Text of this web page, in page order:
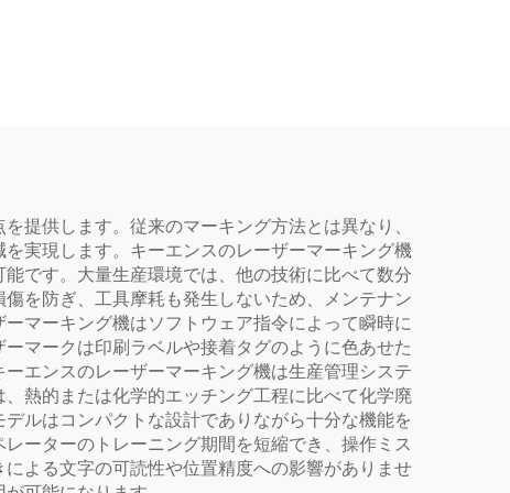
提供します。従来のマーキング方法とは異なり、
実現します。キーエンスのレーザーマーキング機
です。大量生産環境では、他の技術に比べて数分
を防ぎ、工具摩耗も発生しないため、メンテナン
マーキング機はソフトウェア指令によって瞬時に
マークは印刷ラベルや接着タグのように色あせた
エンスのレーザーマーキング機は生産管理システ
熱的または化学的エッチング工程に比べて化学廃
ルはコンパクトな設計でありながら十分な機能を
ーターのトレーニング期間を短縮でき、操作ミス
よる文字の可読性や位置精度への影響がありませ